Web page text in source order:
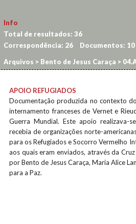
Info
Total de resultados: 36
Correspondência: 26 Documentos: 10
Arquivos > Bento de Jesus Caraça >
APOIO REFUGIADOS
Documentação produzida no contexto
internamento franceses de Vernet e
Guerra Mundial. Este apoio realizava-
recebia de organizações norte-
para os Refugiados e Socorro Vermelho
aos quais eram enviados, através da
por Bento de Jesus Caraça, Maria Alice
para a Paz.